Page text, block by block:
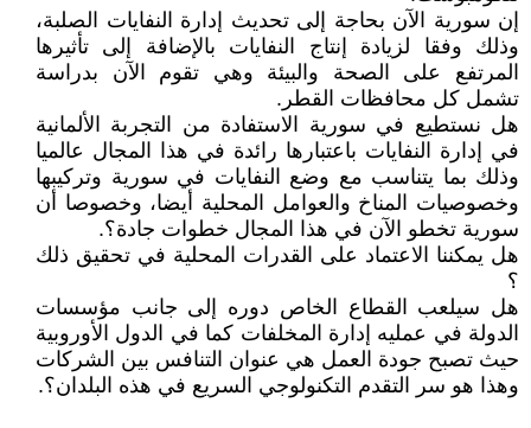
إن سورية الآن بحاجة إلى تحديث إدارة النفايات الصلبة،
وذلك وفقا لزيادة إنتاج النفايات بالإضافة إلى تأثيرها
المرتفع على الصحة والبيئة وهي تقوم الآن بدراسة
تشمل كل محافظات القطر.
هل نستطيع في سورية الاستفادة من التجربة الألمانية
في إدارة النفايات باعتبارها رائدة في هذا المجال عالميا
وذلك بما يتناسب مع وضع النفايات في سورية وتركيبها
وخصوصيات المناخ والعوامل المحلية أيضا، وخصوصا أن
سورية تخطو الآن في هذا المجال خطوات جادة؟.
هل يمكننا الاعتماد على القدرات المحلية في تحقيق ذلك
؟
هل سيلعب القطاع الخاص دوره إلى جانب مؤسسات
الدولة في عمليه إدارة المخلفات كما في الدول الأوروبية
حيث تصبح جودة العمل هي عنوان التنافس بين الشركات
وهذا هو سر التقدم التكنولوجي السريع في هذه البلدان؟.